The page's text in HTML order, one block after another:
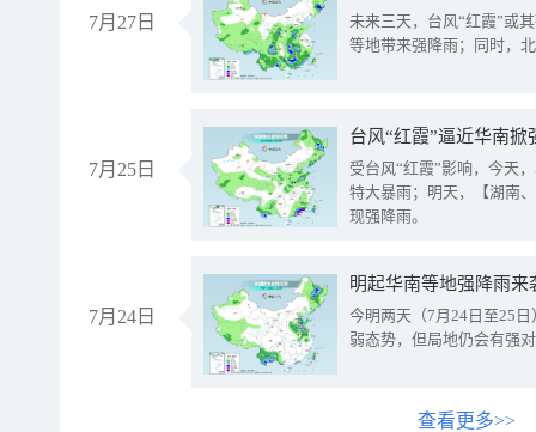
7月27日
未来三天，台风“红霞”或
等地带来强降雨；同时，
7月25日
台风“红霞”逼近华南
受台风“红霞”影响，今天
特大暴雨；明天，【湖南
现强降雨。
7月24日
明起华南等地强降雨
今明两天（7月24日至25
弱态势，但局地仍会有强
查看更多>>